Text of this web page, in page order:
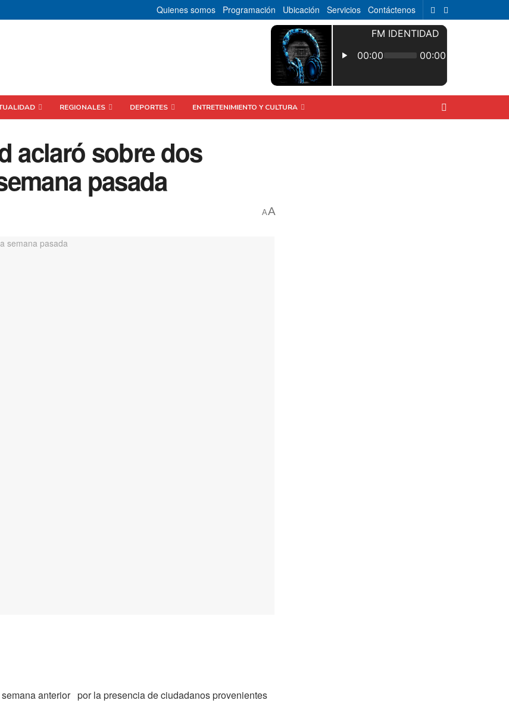
Quienes somos Programación Ubicación Servicios Contáctenos
REGIONALES DEPORTES ENTRETENIMIENTO Y CULTURA
aclaró sobre dos
pasada
AA
anterior por la presencia de ciudadanos provenientes